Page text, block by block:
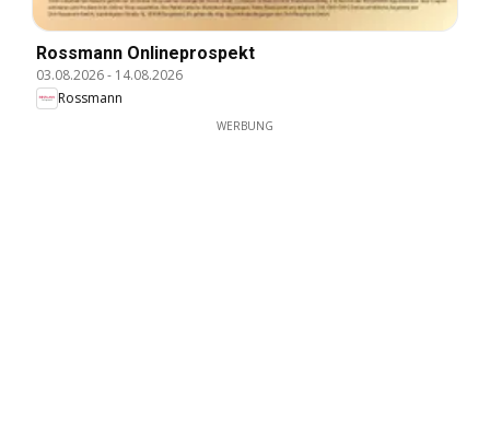
Rossmann Onlineprospekt
03.08.2026- 14.08.2026
Rossmann
WERBUNG